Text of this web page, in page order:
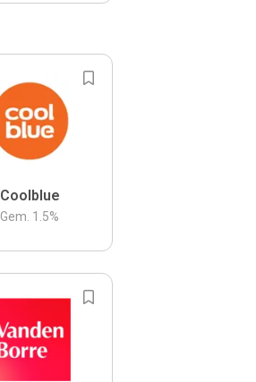
Coolblue
Gem. 1.5%